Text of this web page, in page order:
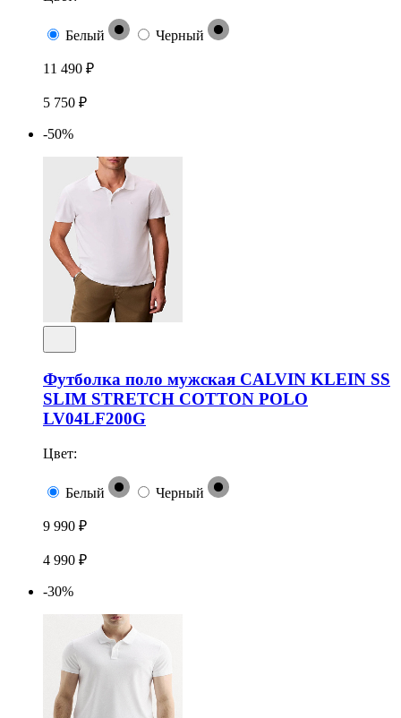
Белый Черный
11 490 ₽
5 750 ₽
-50%
Футболка поло мужская CALVIN KLEIN SS
SLIM STRETCH COTTON POLO
LV04LF200G
Цвет:
Белый Черный
9 990 ₽
4 990 ₽
-30%